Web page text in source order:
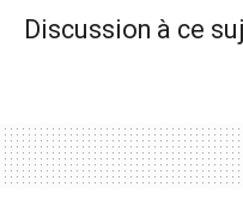
collaboration avec les
directement !
Outre le travail en réseau
Discussion à ce